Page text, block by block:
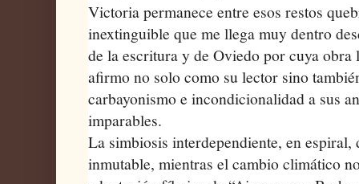
Victoria permanece entre esos restos
inextinguible que me llega muy dentro
de la escritura y de Oviedo por cuya
afirmo no solo como su lector sino
carbayonismo e incondicionalidad a sus
imparables.
La simbiosis interdependiente, en
inmutable, mientras el cambio climático